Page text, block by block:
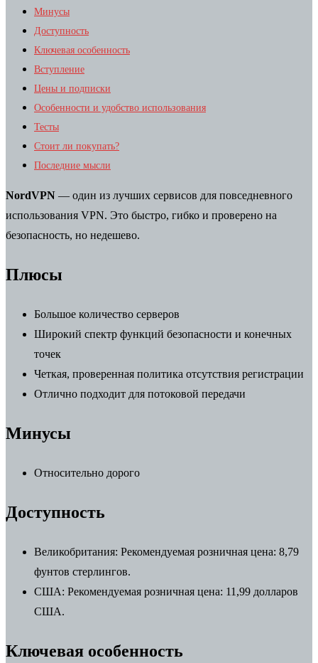
Минусы
Доступность
Ключевая особенность
Вступление
Цены и подписки
Особенности и удобство использования
Тесты
Стоит ли покупать?
Последние мысли
NordVPN — один из лучших сервисов для повседневного
использования VPN. Это быстро, гибко и проверено на
безопасность, но недешево.
Плюсы
Большое количество серверов
Широкий спектр функций безопасности и конечных
точек
Четкая, проверенная политика отсутствия регистрации
Отлично подходит для потоковой передачи
Минусы
Относительно дорого
Доступность
Великобритания: Рекомендуемая розничная цена: 8,79
фунтов стерлингов.
США: Рекомендуемая розничная цена: 11,99 долларов
США.
Ключевая особенность